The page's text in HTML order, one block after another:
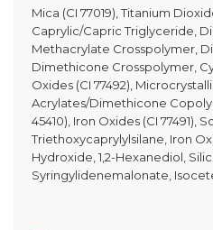
Mica (CI 77019), Titanium
Caprylic/Capric Triglyceride,
Methacrylate Crosspolymer,
Dimethicone Crosspolymer,
Oxides (CI 77492),
Acrylates/Dimethicone
45410), Iron Oxides (CI 77491),
Triethoxycaprylylsilane, Iron
Hydroxide, 1,2-Hexanediol,
Syringylidenemalonate,